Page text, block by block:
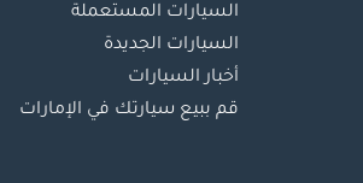
السيارات المستعملة
السيارات الجديدة
أخبار السيارات
قم ببيع سيارتك في الإمارات